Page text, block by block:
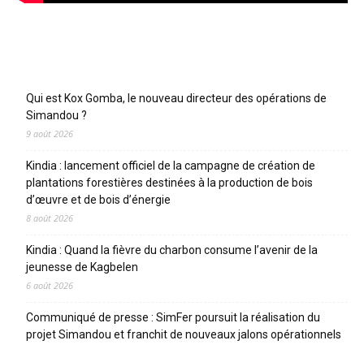
Qui est Kox Gomba, le nouveau directeur des opérations de
Simandou ?
9 août 2026
Kindia : lancement officiel de la campagne de création de
plantations forestières destinées à la production de bois
d’œuvre et de bois d’énergie
8 août 2026
Kindia : Quand la fièvre du charbon consume l’avenir de la
jeunesse de Kagbelen
6 août 2026
Communiqué de presse : SimFer poursuit la réalisation du
projet Simandou et franchit de nouveaux jalons opérationnels